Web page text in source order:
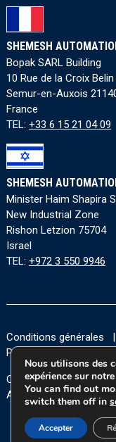
SHEMESH
Bopak SARL Building
10 Rue de la Croix Belin
Semur-en-Auxois
France
TEL: +33 6 15 21 04 09
SHEMESH
Minister Haim Shapira
New Industrial Zone
Rishon Letzion 75704
Israel
TEL: +972 3 550 9946
Conditions générales
Policy
Copyright © 2026 Tous
Automation Ltd.
Nous utilisons des
expérience sur
You can find out
switch them off in
Accepter